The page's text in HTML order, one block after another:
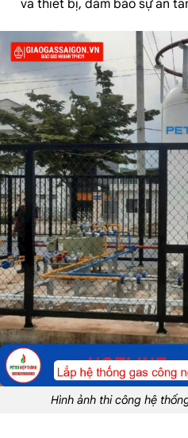
và thiết bị, đảm bảo sự an
Hình ảnh thi công hệ